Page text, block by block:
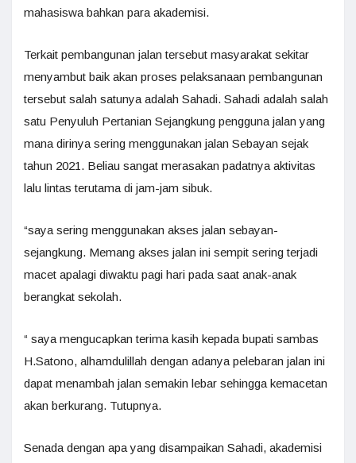
mahasiswa bahkan para akademisi.
Terkait pembangunan jalan tersebut masyarakat sekitar
menyambut baik akan proses pelaksanaan pembangunan
tersebut salah satunya adalah Sahadi. Sahadi adalah salah
satu Penyuluh Pertanian Sejangkung pengguna jalan yang
mana dirinya sering menggunakan jalan Sebayan sejak
tahun 2021. Beliau sangat merasakan padatnya aktivitas
lalu lintas terutama di jam-jam sibuk.
“saya sering menggunakan akses jalan sebayan-
sejangkung. Memang akses jalan ini sempit sering terjadi
macet apalagi diwaktu pagi hari pada saat anak-anak
berangkat sekolah.
“ saya mengucapkan terima kasih kepada bupati sambas
H.Satono, alhamdulillah dengan adanya pelebaran jalan ini
dapat menambah jalan semakin lebar sehingga kemacetan
akan berkurang. Tutupnya.
Senada dengan apa yang disampaikan Sahadi, akademisi